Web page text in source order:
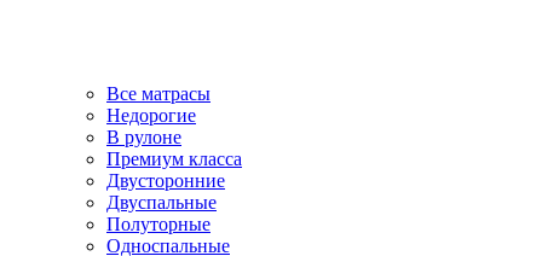
Все матрасы
Недорогие
В рулоне
Премиум класса
Двусторонние
Двуспальные
Полуторные
Односпальные